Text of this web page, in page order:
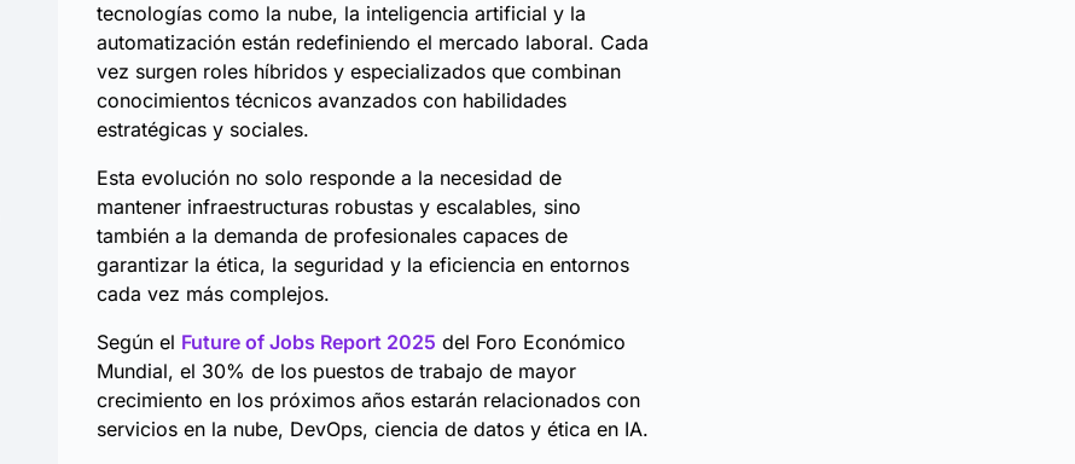
tecnologías como la nube, la inteligencia artificial y la
automatización están redefiniendo el mercado laboral. Cada
vez surgen roles híbridos y especializados que combinan
conocimientos técnicos avanzados con habilidades
estratégicas y sociales.
Esta evolución no solo responde a la necesidad de
mantener infraestructuras robustas y escalables, sino
también a la demanda de profesionales capaces de
garantizar la ética, la seguridad y la eficiencia en entornos
cada vez más complejos.
Según el Future of Jobs Report 2025 del Foro Económico
Mundial, el 30% de los puestos de trabajo de mayor
crecimiento en los próximos años estarán relacionados con
servicios en la nube, DevOps, ciencia de datos y ética en IA.